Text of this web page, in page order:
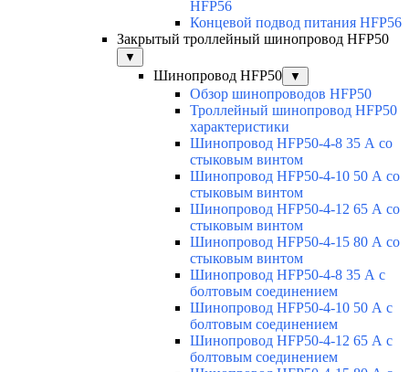
HFP56
Концевой подвод питания HFP56
Закрытый троллейный шинопровод HFP50
▼
Шинопровод HFP50 ▼
Обзор шинопроводов HFP50
Троллейный шинопровод HFP50
характеристики
Шинопровод HFP50-4-8 35 А со
стыковым винтом
Шинопровод HFP50-4-10 50 А со
стыковым винтом
Шинопровод HFP50-4-12 65 А со
стыковым винтом
Шинопровод HFP50-4-15 80 А со
стыковым винтом
Шинопровод HFP50-4-8 35 А с
болтовым соединением
Шинопровод HFP50-4-10 50 А с
болтовым соединением
Шинопровод HFP50-4-12 65 А с
болтовым соединением